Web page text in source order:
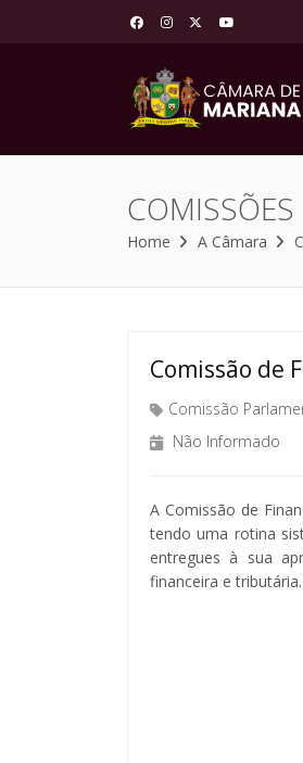
COMISSÕES
Home A Câmara
Comissão de
Comissão
Não Informado
A Comissão de
tendo uma rotina
entregues à sua
financeira e tributária.